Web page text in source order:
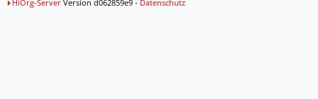
HiOrg-ServerVersion d062859e9 - Datenschutz